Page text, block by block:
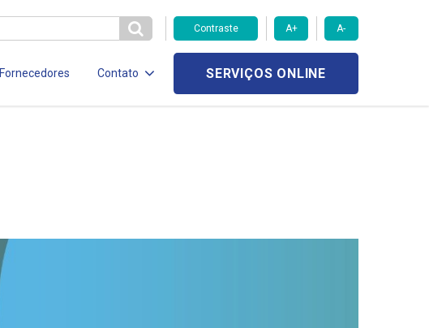
Contraste A+ A-
Fornecedores Contato SERVIÇOS ONLINE